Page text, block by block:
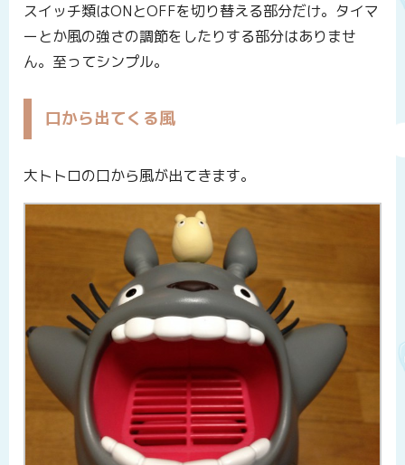
スイッチ類はONとOFFを切り替える部分だけ。タイマ
ーとか風の強さの調節をしたりする部分はありませ
ん。至ってシンプル。
口から出てくる風
大トトロの口から風が出てきます。